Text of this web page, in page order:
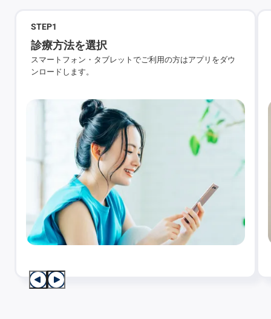
STEP1
診療方法を選択
スマートフォン・タブレットでご利用の方はアプリをダウ
ンロードします。